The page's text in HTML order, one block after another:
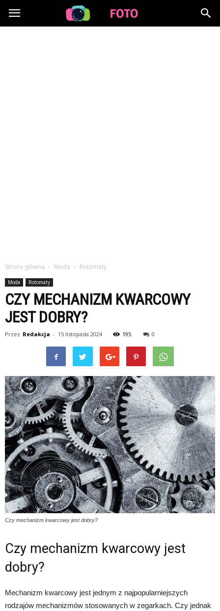
Lafoto.pl
Strona główna Moda Rotomaty
Moda Rotomaty
CZY MECHANIZM KWARCOWY
JEST DOBRY?
Przez Redakcja - 15 listopada 2024 195 0
Czy mechanizm kwarcowy jest dobry?
Czy mechanizm kwarcowy jest
dobry?
Mechanizm kwarcowy jest jednym z najpopularniejszych
rodzajów mechanizmów stosowanych w zegarkach. Czy jednak